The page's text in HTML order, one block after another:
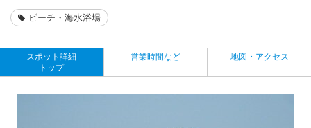
ビーチ・海水浴場
スポット詳細
トップ
営業時間など 地図・アクセス